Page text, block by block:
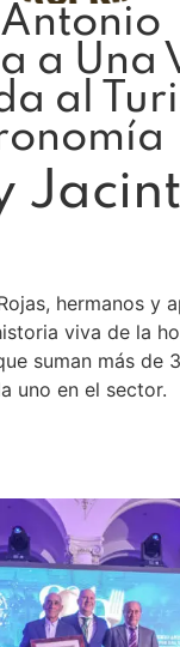
a Una
al
hermanos y
viva de la
suman más de
uno en el sector.